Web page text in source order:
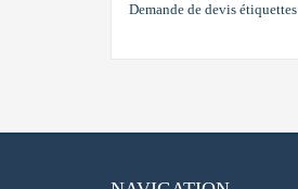
Demande de devis étiquettes